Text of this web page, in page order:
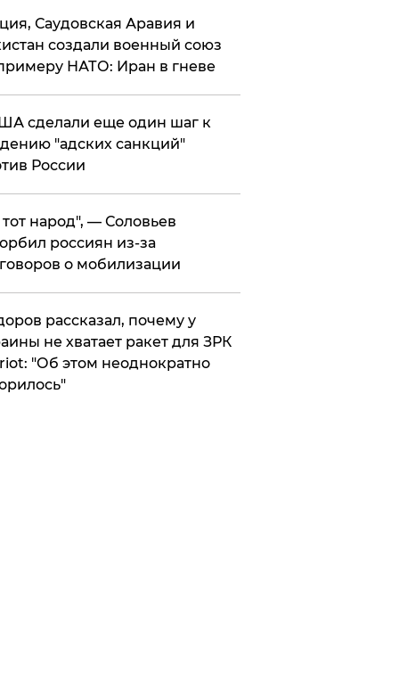
Саудовская Аравия и
создали военный союз
НАТО: Иран в гневе
сделали еще один шаг к
"адских санкций"
России
народ", — Соловьев
россиян из-за
о мобилизации
рассказал, почему у
не хватает ракет для ЗРК
"Об этом неоднократно